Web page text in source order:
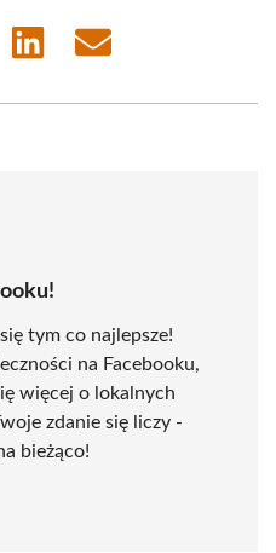
Share
Share
tym co najlepsze!
na Facebooku,
więcej o lokalnych
zdanie się liczy -
bieżąco!